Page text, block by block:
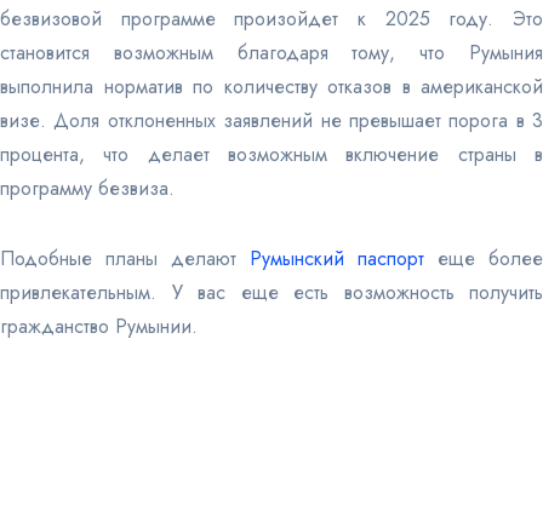
безвизовой программе произойдет к 2025 году. Это
становится возможным благодаря тому, что Румыния
выполнила норматив по количеству отказов в американской
визе. Доля отклоненных заявлений не превышает порога в 3
процента, что делает возможным включение страны в
программу безвиза.
Подобные планы делают Румынский паспорт еще более
привлекательным. У вас еще есть возможность получить
гражданство Румынии.